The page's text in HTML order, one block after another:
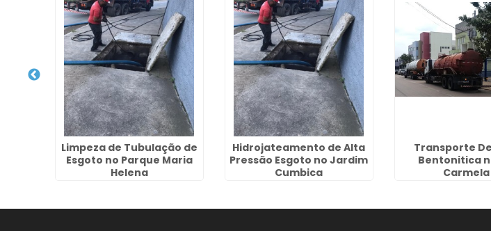
Limpeza de Tubulação de
Esgoto no Parque Maria
Helena
Hidrojateamento de Alta
Pressão Esgoto no Jardim
Cumbica
Transporte
Bentonitica
Carmela